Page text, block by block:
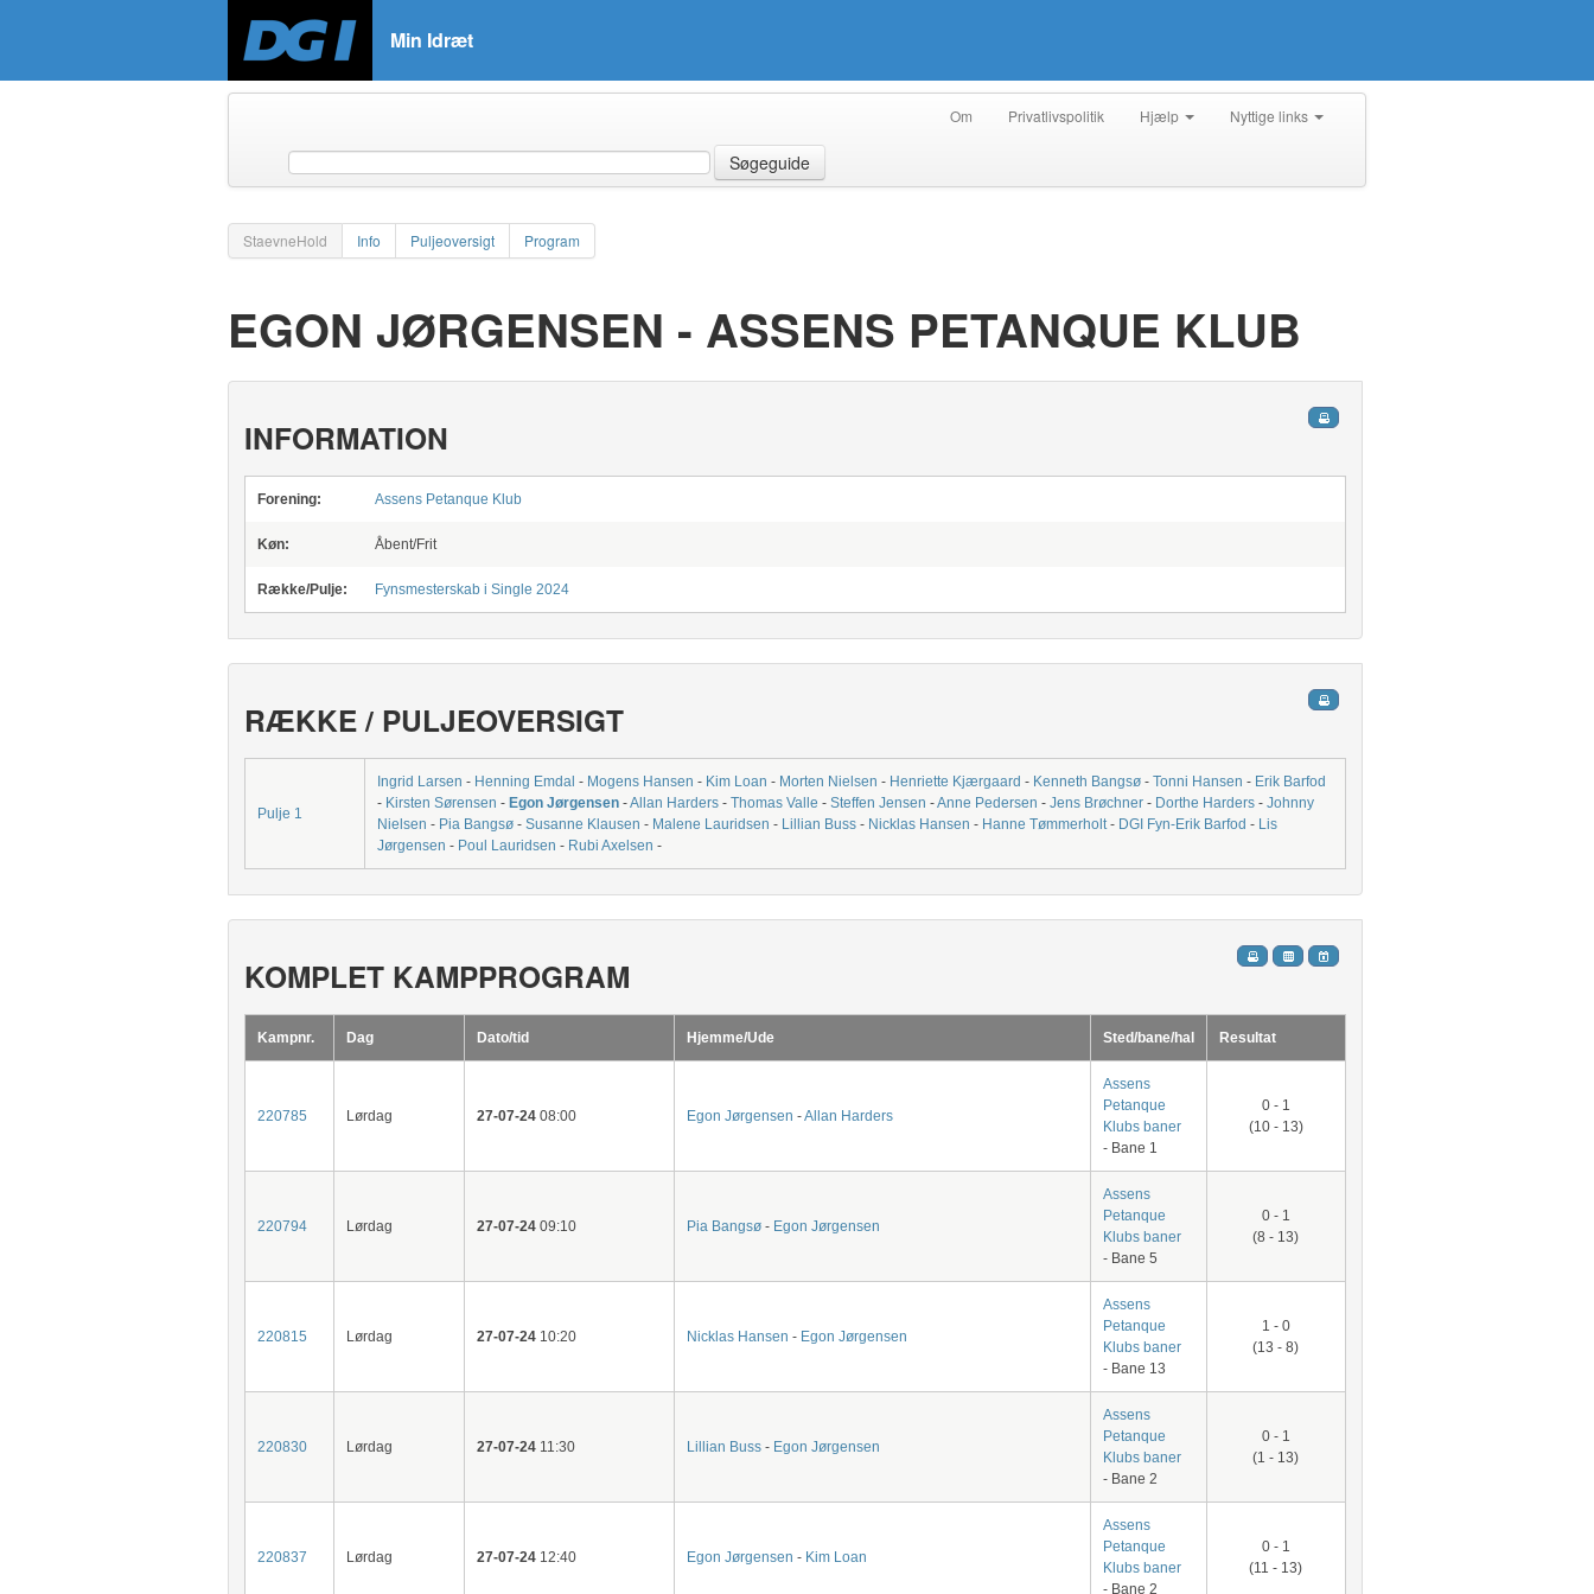
Min Idræt
Om Privatlivspolitik Hjælp Nyttige links
Søgeguide
StaevneHold Info Puljeoversigt Program
EGON JØRGENSEN - ASSENS PETANQUE KLUB
INFORMATION
Forening: Assens Petanque Klub
Køn: Åbent/Frit
Række/Pulje: Fynsmesterskab i Single 2024
RÆKKE / PULJEOVERSIGT
Pulje 1
Ingrid Larsen - Henning Emdal - Mogens Hansen - Kim Loan - Morten Nielsen - Henriette Kjærgaard - Kenneth Bangsø- Tonni Hansen - Erik Barfod
- Kirsten Sørensen - Egon Jørgensen -Allan Harders- Thomas Valle - Steffen Jensen -Anne Pedersen - Jens Brøchner- Dorthe Harders- Johnny
Nielsen - Pia Bangsø- Susanne Klausen - Malene Lauridsen - Lillian Buss- Nicklas Hansen - Hanne Tømmerholt- DGI Fyn-Erik Barfod - Lis
Jørgensen - Poul Lauridsen - Rubi Axelsen -
KOMPLET KAMPPROGRAM
Kampnr. Dag Dato/tid Hjemme/Ude Sted/bane/hal Resultat
220785 Lørdag 27-07-2408:00 Egon Jørgensen -Allan Harders
Assens
Petanque
Klubs baner
- Bane 1
0 - 1
(10 - 13)
220794 Lørdag 27-07-2409:10 Pia Bangsø- Egon Jørgensen
Assens
Petanque
Klubs baner
- Bane 5
0 - 1
(8 - 13)
220815 Lørdag 27-07-2410:20 Nicklas Hansen - Egon Jørgensen
Assens
Petanque
Klubs baner
- Bane 13
1 - 0
(13 - 8)
220830 Lørdag 27-07-2411:30 Lillian Buss- Egon Jørgensen
Assens
Petanque
Klubs baner
- Bane 2
0 - 1
(1 - 13)
220837 Lørdag 27-07-2412:40 Egon Jørgensen - Kim Loan
Assens
Petanque
Klubs baner
- Bane 2
0 - 1
(11 - 13)